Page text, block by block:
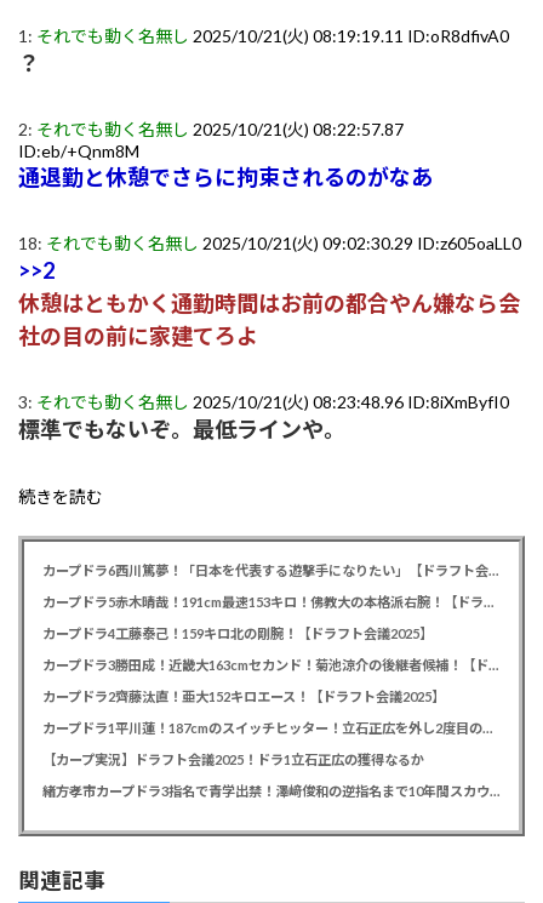
1: それでも動く名無し 2025/10/21(火) 08:19:19.11 ID:oR8dfivA0
？
2: それでも動く名無し 2025/10/21(火) 08:22:57.87
ID:eb/+Qnm8M
通退勤と休憩でさらに拘束されるのがなあ
18: それでも動く名無し 2025/10/21(火) 09:02:30.29 ID:z605oaLL0
>>2
休憩はともかく通勤時間はお前の都合やん嫌なら会
社の目の前に家建てろよ
3: それでも動く名無し 2025/10/21(火) 08:23:48.96 ID:8iXmByfI0
標準でもないぞ。最低ラインや。
続きを読む
カープドラ6西川篤夢！「日本を代表する遊撃手になりたい」【ドラフト会議2025】
カープドラ5赤木晴哉！191cm最速153キロ！佛教大の本格派右腕！【ドラフト会議2025】
カープドラ4工藤泰己！159キロ北の剛腕！【ドラフト会議2025】
カープドラ3勝田成！近畿大163cmセカンド！菊池涼介の後継者候補！【ドラフト会議2025】
カープドラ2齊藤汰直！亜大152キロエース！【ドラフト会議2025】
カープドラ1平川蓮！187cmのスイッチヒッター！立石正広を外し2度目の重複も新井監督がクジを引き当てる！【ドラフト会議2025】
【カープ実況】ドラフト会議2025！ドラ1立石正広の獲得なるか
緒方孝市カープドラ3指名で青学出禁！澤﨑俊和の逆指名まで10年間スカウト出禁
関連記事